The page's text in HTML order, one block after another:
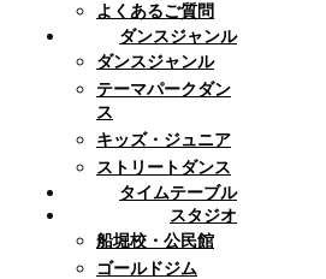
よくあるご質問
ダンスジャンル
ダンスジャンル
テーマパークダン
ス
キッズ・ジュニア
ストリートダンス
タイムテーブル
スタジオ
船堀校・公民館
ゴールドジム